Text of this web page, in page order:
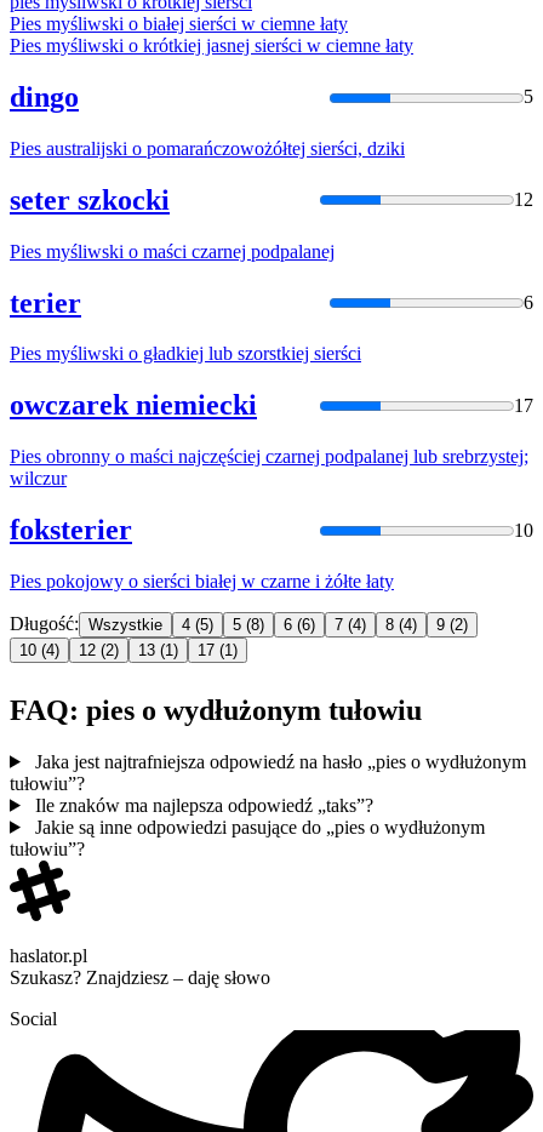
Pies myśliwski o białej sierści w ciemne łaty
Pies myśliwski o krótkiej jasnej sierści w ciemne łaty
dingo 5
Pies australijski o pomarańczowożółtej sierści, dziki
seter szkocki 12
Pies myśliwski o maści czarnej podpalanej
terier 6
Pies myśliwski o gładkiej lub szorstkiej sierści
owczarek niemiecki 17
Pies obronny o maści najczęściej czarnej podpalanej lub srebrzystej;
wilczur
foksterier 10
Pies pokojowy o sierści białej w czarne i żółte łaty
Długość: Wszystkie 4 (5) 5 (8) 6 (6) 7 (4) 8 (4) 9 (2)
10 (4) 12 (2) 13 (1) 17 (1)
FAQ: pies o wydłużonym tułowiu
Jaka jest najtrafniejsza odpowiedź na hasło „pies o wydłużonym
tułowiu”?
Ile znaków ma najlepsza odpowiedź „taks”?
Jakie są inne odpowiedzi pasujące do „pies o wydłużonym
tułowiu”?
haslator.pl
Szukasz? Znajdziesz – daję słowo
Social